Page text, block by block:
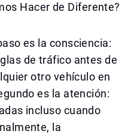
Hacer de Diferente?
es la consciencia:
de tráfico antes de
otro vehículo en
es la atención:
incluso cuando
la